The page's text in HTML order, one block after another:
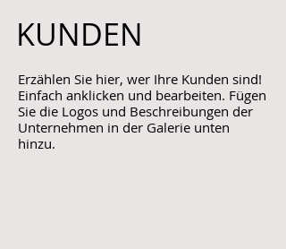
KUNDEN
Erzählen Sie hier, wer Ihre Kunden sind!
Einfach anklicken und bearbeiten. Fügen
Sie die Logos und Beschreibungen der
Unternehmen in der Galerie unten
hinzu.
Kundenname